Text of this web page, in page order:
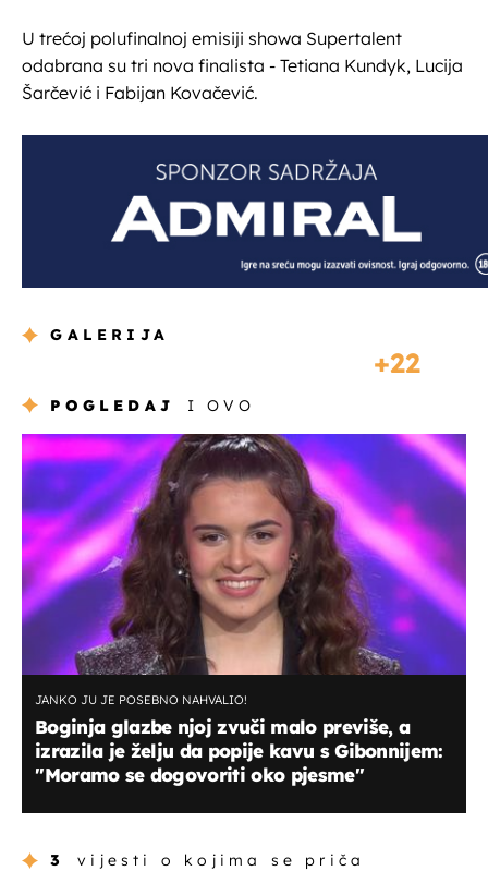
U trećoj polufinalnoj emisiji showa Supertalent
odabrana su tri nova finalista - Tetiana Kundyk, Lucija
Šarčević i Fabijan Kovačević.
GALERIJA
22
POGLEDAJ I OVO
JANKO JU JE POSEBNO NAHVALIO!
Boginja glazbe njoj zvuči malo previše, a
izrazila je želju da popije kavu s Gibonnijem:
''Moramo se dogovoriti oko pjesme''
3 vijesti o kojima se priča